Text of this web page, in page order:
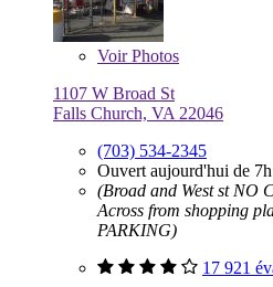
VoirPhotos
1107 W Broad St
Falls Church, VA 22046
(703) 534-2345
Ouvert aujourd'hui de
(Broad and West st NO
Across from shopping
PARKING)
17 921